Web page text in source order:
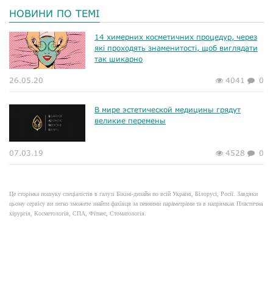
НОВИНИ ПО ТЕМІ
14 химерних косметичних процедур, через
які проходять знаменитості, щоб виглядати
так шикарно
26.05.20 4041 0
В мире эстетической медицины грядут
великие перемены
07.03.19 4528 0
Це сторінка пошуку спеціалістів в галузі Бікіні-дизайн по всій Україні, Білорусі, Росії. Завдяки
цьому сервісу ви легко зможете знайти фахівця за певними параметрами та в напрямках Пластична
хірургія, Косметологія, СПА, Фітнес, Стоматологія.